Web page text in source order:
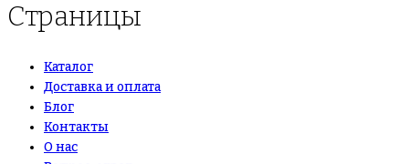
Страницы
Каталог
Доставка и оплата
Блог
Контакты
О нас